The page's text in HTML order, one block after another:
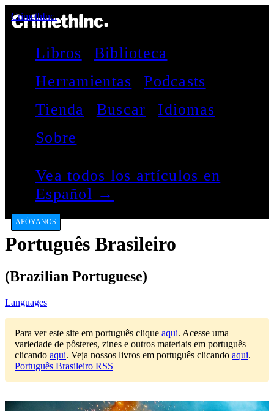
CrimethInc.
Libros
Biblioteca
Herramientas
Podcasts
Tienda
Buscar
Idiomas
Sobre
Vea todos los artículos en
Español →
APÓYANOS
Português Brasileiro
(Brazilian Portuguese)
Languages
Para ver este site em português clique aqui. Acesse uma
variedade de pôsteres, zines e outros materiais em português
clicando aqui. Veja nossos livros em português clicando aqui.
Português Brasileiro RSS